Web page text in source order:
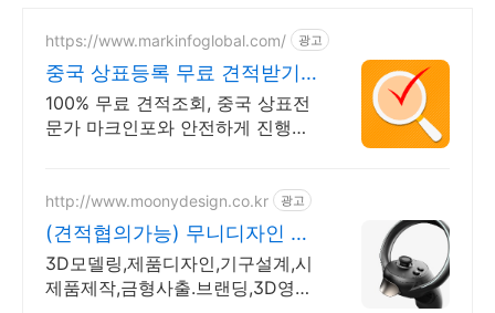
https://www.markinfoglobal.com/ 광고
중국 상표등록 무료 견적받기
실전 가이드북 제공
100% 무료 견적조회, 중국 상표전
문가 마크인포와 안전하게 진행하
을 도와드립니다.
http://www.moonydesign.co.kr 광고
(견적협의가능) 무니디자인 국
제디자인어워드 레드닷 수상
3D모델링,제품디자인,기구설계,시
제품제작,금형사출.브랜딩,3D영상